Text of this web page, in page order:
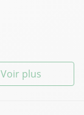
Voir plus